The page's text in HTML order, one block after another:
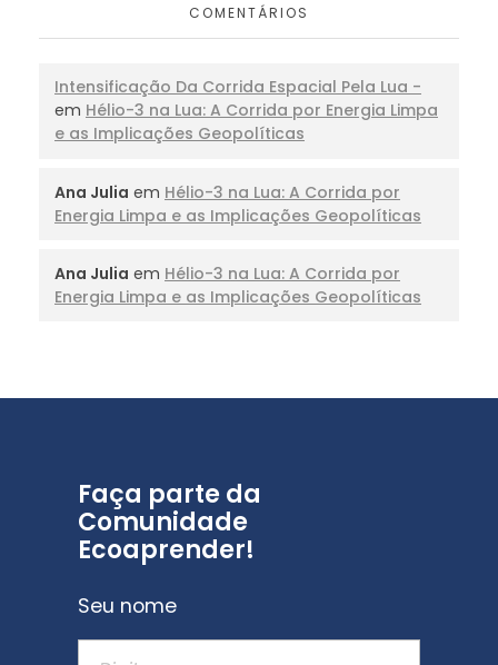
COMENTÁRIOS
Intensificação Da Corrida Espacial Pela Lua -
em Hélio-3 na Lua: A Corrida por Energia Limpa
e as Implicações Geopolíticas
Ana Julia em Hélio-3 na Lua: A Corrida por
Energia Limpa e as Implicações Geopolíticas
Ana Julia em Hélio-3 na Lua: A Corrida por
Energia Limpa e as Implicações Geopolíticas
Faça parte da
Comunidade
Ecoaprender!
Seu nome